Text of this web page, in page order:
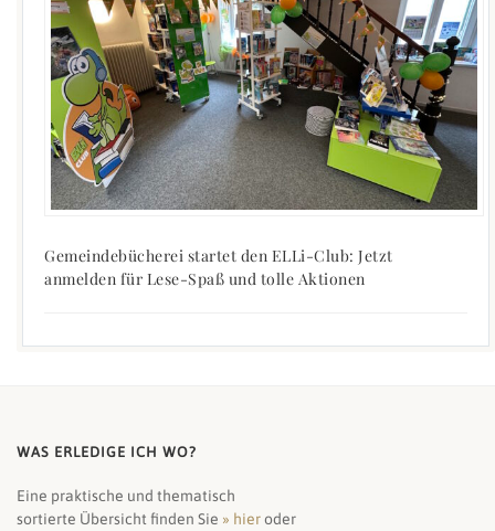
Gemeindebücherei startet den ELLi-Club: Jetzt
anmelden für Lese-Spaß und tolle Aktionen
WAS ERLEDIGE ICH WO?
Eine praktische und thematisch
sortierte Übersicht finden Sie » hieroder